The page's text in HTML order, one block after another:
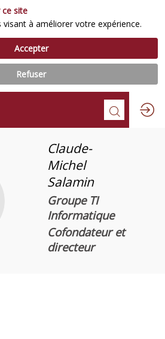
Claude-
Michel
Salamin
Groupe TI
Informatique
Cofondateur et
directeur
site
à améliorer votre expérience.
Accepter
Refuser